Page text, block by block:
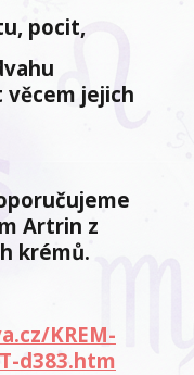
pocit,
jejich
Artrin z
krémů.
KREM-
d383.htm